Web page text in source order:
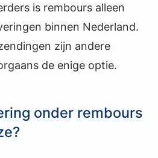
is rembours alleen
binnen Nederland.
zijn andere
de enige optie.
onder rembours